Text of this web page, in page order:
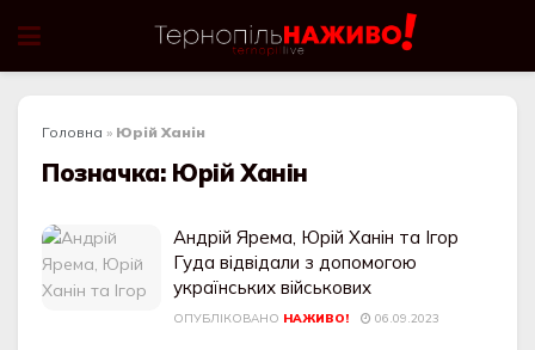
Головна » Юрій Ханін
Позначка: Юрій Ханін
Андрій Ярема, Юрій Ханін та Ігор
Гуда відвідали з допомогою
українських військових
ОПУБЛІКОВАНО НАЖИВО! 06.09.2023